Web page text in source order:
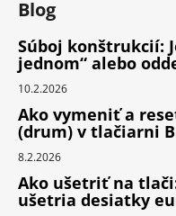
Blog
Súboj konštrukcií:
jednom“ alebo
10.2.2026
Ako vymeniť a
(drum) v tlačiarni
8.2.2026
Ako ušetriť na
ušetria desiatky